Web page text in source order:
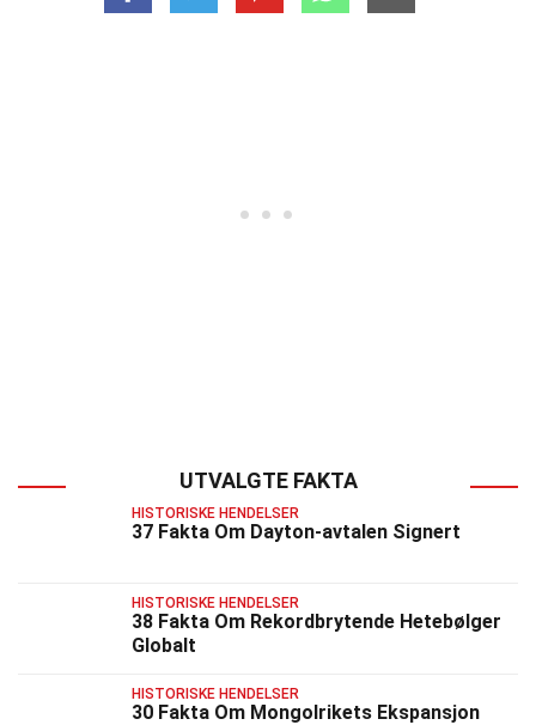
UTVALGTE FAKTA
HISTORISKE HENDELSER
37 Fakta Om Dayton-avtalen Signert
HISTORISKE HENDELSER
38 Fakta Om Rekordbrytende Hetebølger
Globalt
HISTORISKE HENDELSER
30 Fakta Om Mongolrikets Ekspansjon